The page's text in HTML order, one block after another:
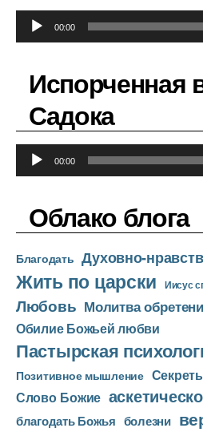
у
л
00:00
Испорченная
Садока
у
о
п
л
е
е
р
00:00
Облако блога
Благодать Духовно-
Жить по царски Иисус
Любовь Молитва
Обилие Божьей любви
Пастырская
Позитивное мышление
Слово Божие
благодать Божья болезни